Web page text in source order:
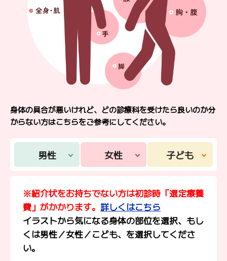
身体の具合が悪いけれど、どの診療科を受けたら良いのか分
からない方はこちらをご参考にしてください。
男性 女性 子ども
※紹介状をお持ちでない方は初診時「選定療養
費」がかかります。 詳しくはこちら
イラストから気になる身体の部位を選択、もし
くは男性／女性／こども、を選択してくださ
い。